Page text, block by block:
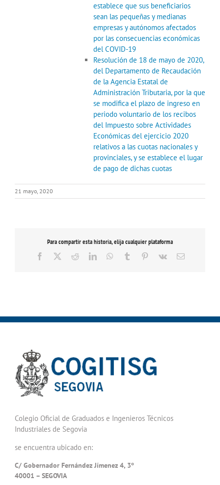
establece que sus beneficiarios
sean las pequeñas y medianas
empresas y autónomos afectados
por las consecuencias económicas
del COVID-19
Resolución de 18 de mayo de 2020,
del Departamento de Recaudación
de la Agencia Estatal de
Administración Tributaria, por la que
se modifica el plazo de ingreso en
periodo voluntario de los recibos
del Impuesto sobre Actividades
Económicas del ejercicio 2020
relativos a las cuotas nacionales y
provinciales, y se establece el lugar
de pago de dichas cuotas
21 mayo, 2020
Para compartir esta historia, elija cualquier plataforma
Facebook RedditLinkedInWhatsApp
Tumblr Pinterest
Vk
Correo
Colegio Oficial de Graduados e Ingenieros Técnicos
Industriales de Segovia
se encuentra ubicado en:
C/ Gobernador Fernández Jímenez 4, 3º
40001 – SEGOVIA